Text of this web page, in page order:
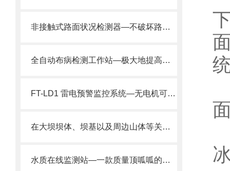
非接触式路面状况检测器—不破坏路面，高效检测多种状况，交通管理好帮手。
全自动布病检测工作站—极大地提高了牛羊布病检测的工作效率。
FT-LD1 雷电预警监控系统—无电机可动部件！无磨损更可靠。
在大坝坝体、坝基以及周边山体等关键部位安装GNSS位移监测站的作用。
水质在线监测站—一款质量顶呱呱的水产养殖监测站